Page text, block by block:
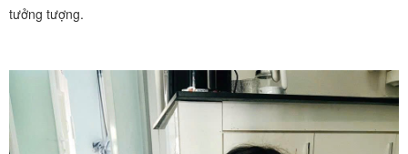
tưởng tượng.